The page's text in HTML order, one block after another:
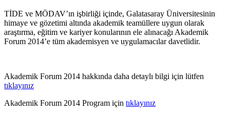
TİDE ve MÖDAV’ın işbirliği içinde, Galatasaray Üniversitesinin
himaye ve gözetimi altında akademik teamüllere uygun olarak
araştırma, eğitim ve kariyer konularının ele alınacağı Akademik
Forum 2014’e tüm akademisyen ve uygulamacılar davetlidir.
Akademik Forum 2014 hakkında daha detaylı bilgi için lütfen
tıklayınız
Akademik Forum 2014 Program için tıklayınız